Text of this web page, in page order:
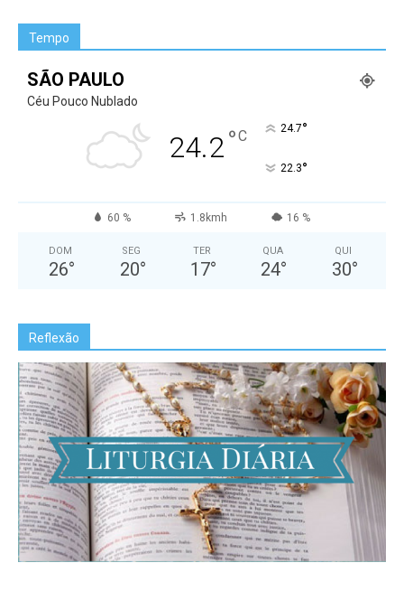
Tempo
SÃO PAULO
Céu Pouco Nublado
24.2°C 24.7°
22.3°
60 % 1.8kmh 16 %
DOM
26°
SEG
20°
TER
17°
QUA
24°
QUI
30°
Reflexão